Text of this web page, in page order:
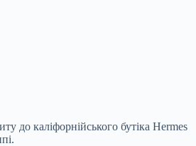
до каліфорнійського бутіка Hermes